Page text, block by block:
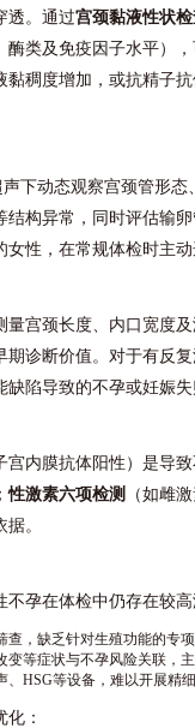
透。通过宫颈黏液性状检
酶类及免疫因子水平）
稠度增加，或抗精子
下动态观察宫颈管形
构异常，同时评估输
性，在常规体检时主动
宫颈长度、内口宽度
诊断价值。对于有反
陷导致的不孕或妊娠失
内膜抗体阳性）是导
性激素六项检测 （如雌
。
孕在体检中仍存在较高
，缺乏针对生殖功能的专项
等症状与不孕风险关联，主
HSG等设备，难以开展精细
：